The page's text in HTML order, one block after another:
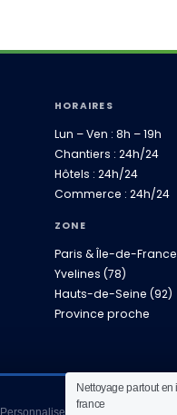
HORAIRES
Lun – Ven : 8h – 19h
Chantiers : 24h/24
Hôtels : 24h/24
Commerce : 24h/24
ZONE
Paris & Île-de-France
Yvelines (78)
Hauts-de-Seine (92)
Province proche
Personnaliser Refuser
Nettoyage partout en
france